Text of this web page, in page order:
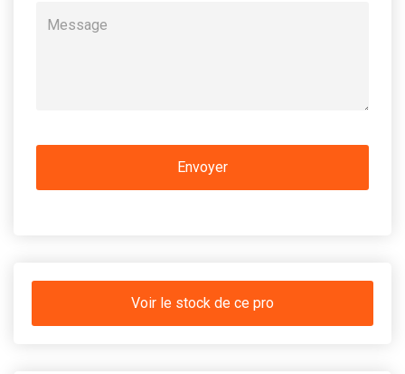
Voir le stock de ce pro